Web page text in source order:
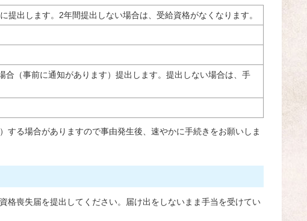
出します。2年間提出しない場合は、受給資格がなくなります。
（事前に通知があります）提出します。提出しない場合は、手
る場合がありますので事由発生後、速やかに手続きをお願いしま
格喪失届を提出してください。届け出をしないまま手当を受けてい